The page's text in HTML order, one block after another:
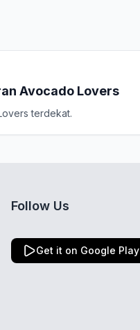
Avocado Lovers
terdekat.
Follow Us
Get it on Google Play